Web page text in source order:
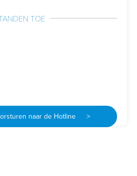
TOE
naar de Hotline >